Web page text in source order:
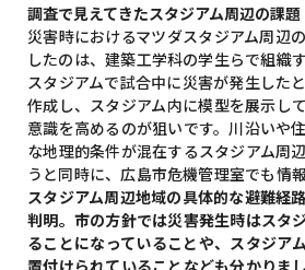
調査で見えてきたスタジアム周辺の課
災害時におけるマツダスタジアム周辺
したのは、建築工学科の学生らで組織
スタジアムで試合中に災害が発生した
作成し、スタジアム内に模型を展示し
意識を高めるのが狙いです。川沿いや
な地理的条件が混在するスタジアム周
うと同時に、広島市危機管理室でも情
スタジアム周辺地域の具体的な避難経
判明。市の方針では災害発生時はスタ
ることになっていることや、スタジア
置付けられていることなども分かりまし